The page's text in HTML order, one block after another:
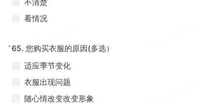
不清楚
看情况
* 65. 您购买衣服的原因(多选）
适应季节变化
衣服出现问题
随心情改变改变形象